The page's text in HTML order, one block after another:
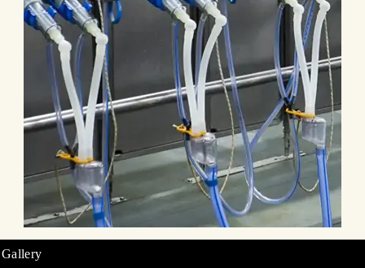
Новости
Контакты
Gallery